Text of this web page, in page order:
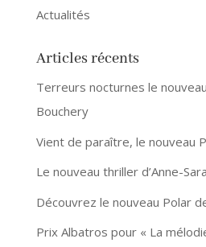
Actualités
Articles récents
Terreurs nocturnes le
Bouchery
Vient de paraître, le nouveau
Le nouveau thriller d’Anne-Sara
Découvrez le nouveau Polar
Prix Albatros pour « La